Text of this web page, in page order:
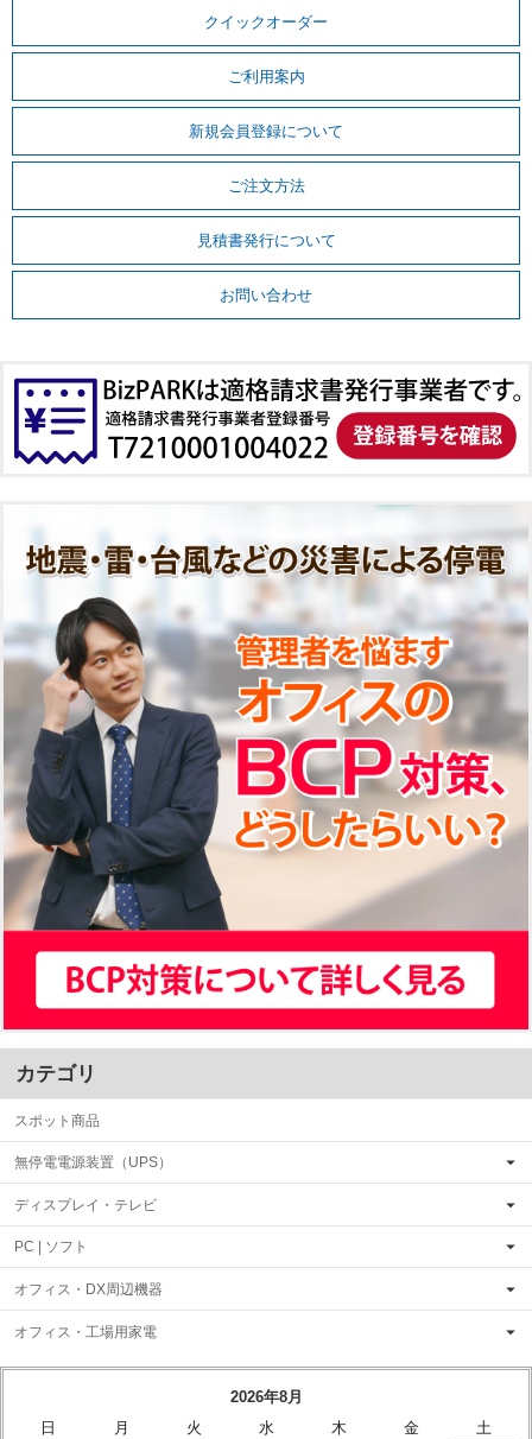
クイックオーダー
ご利用案内
新規会員登録について
ご注文方法
見積書発行について
お問い合わせ
カテゴリ
スポット商品
無停電電源装置（UPS）
ディスプレイ・テレビ
PC | ソフト
オフィス・DX周辺機器
オフィス・工場用家電
2026年8月
日
月 火 水 木 金
土